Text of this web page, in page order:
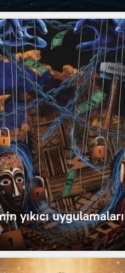
yıkıcı uygulamaları